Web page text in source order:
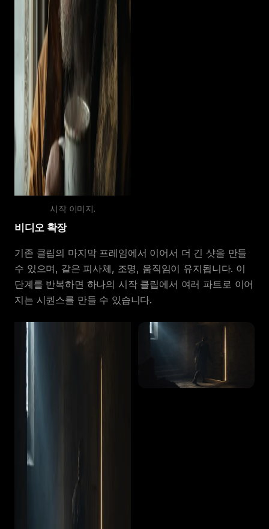
시작 이미지.
비디오 확장
기존 클립의 마지막 프레임에서 이어서 더 긴 샷을 만들
수 있으며, 같은 피사체, 조명, 움직임이 유지됩니다. 이
단계를 반복하면 하나의 시작 클립에서 여러 파트로 이어
지는 시퀀스를 만들 수 있습니다.